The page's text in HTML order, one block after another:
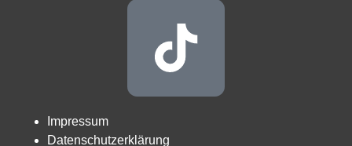
Impressum
Datenschutzerklärung